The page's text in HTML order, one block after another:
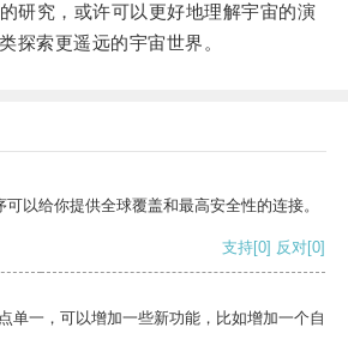
究，或许可以更好地理解宇宙的演
探索更遥远的宇宙世界。
以给你提供全球覆盖和最高安全性的连接。
支持[0] 反对[0]
单一，可以增加一些新功能，比如增加一个自